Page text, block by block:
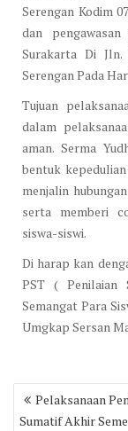
Serengan Kodim
dan
Surakarta Di Jln.
Serengan Pada
Tujuan
dalam
aman. Serma
bentuk
menjalin
serta memberi
siswa-siswi.
Di harap kan
PST ( Penilaian
Semangat Para
Umgkap Sersan
Post
navigation
Pelaksanaan
Sumatif Akhir